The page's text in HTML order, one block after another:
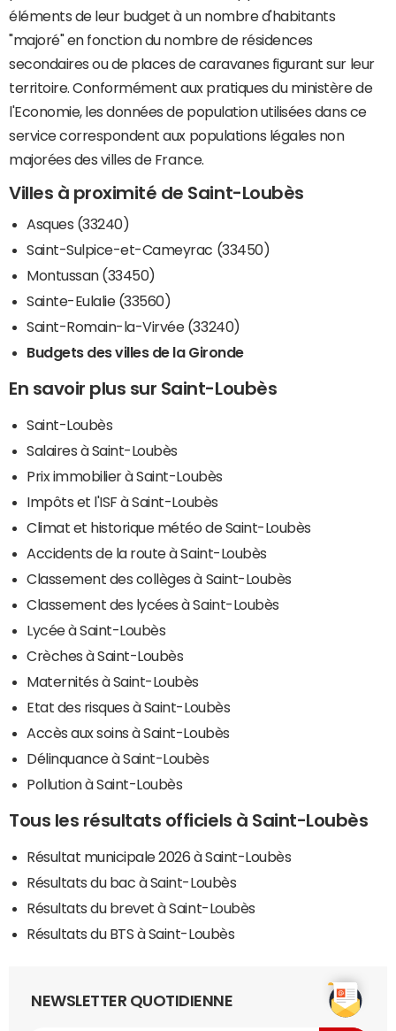
éléments de leur budget à un nombre d'habitants
"majoré" en fonction du nombre de résidences
secondaires ou de places de caravanes figurant sur leur
territoire. Conformément aux pratiques du ministère de
l'Economie, les données de population utilisées dans ce
service correspondent aux populations légales non
majorées des villes de France.
Villes à proximité de Saint-Loubès
Asques (33240)
Saint-Sulpice-et-Cameyrac (33450)
Montussan (33450)
Sainte-Eulalie (33560)
Saint-Romain-la-Virvée (33240)
Budgets des villes de la Gironde
En savoir plus sur Saint-Loubès
Saint-Loubès
Salaires à Saint-Loubès
Prix immobilier à Saint-Loubès
Impôts et l'ISF à Saint-Loubès
Climat et historique météo de Saint-Loubès
Accidents de la route à Saint-Loubès
Classement des collèges à Saint-Loubès
Classement des lycées à Saint-Loubès
Lycée à Saint-Loubès
Crèches à Saint-Loubès
Maternités à Saint-Loubès
Etat des risques à Saint-Loubès
Accès aux soins à Saint-Loubès
Délinquance à Saint-Loubès
Pollution à Saint-Loubès
Tous les résultats officiels à Saint-Loubès
Résultat municipale 2026 à Saint-Loubès
Résultats du bac à Saint-Loubès
Résultats du brevet à Saint-Loubès
Résultats du BTS à Saint-Loubès
NEWSLETTER QUOTIDIENNE